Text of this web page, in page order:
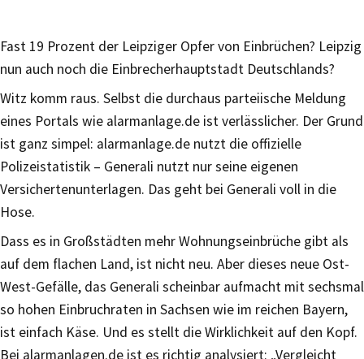
Fast 19 Prozent der Leipziger Opfer von Einbrüchen? Leipzig
nun auch noch die Einbrecherhauptstadt Deutschlands?
Witz komm raus. Selbst die durchaus parteiische Meldung
eines Portals wie alarmanlage.de ist verlässlicher. Der Grund
ist ganz simpel: alarmanlage.de nutzt die offizielle
Polizeistatistik – Generali nutzt nur seine eigenen
Versichertenunterlagen. Das geht bei Generali voll in die
Hose.
Dass es in Großstädten mehr Wohnungseinbrüche gibt als
auf dem flachen Land, ist nicht neu. Aber dieses neue Ost-
West-Gefälle, das Generali scheinbar aufmacht mit sechsmal
so hohen Einbruchraten in Sachsen wie im reichen Bayern,
ist einfach Käse. Und es stellt die Wirklichkeit auf den Kopf.
Bei alarmanlagen.de ist es richtig analysiert: „Vergleicht